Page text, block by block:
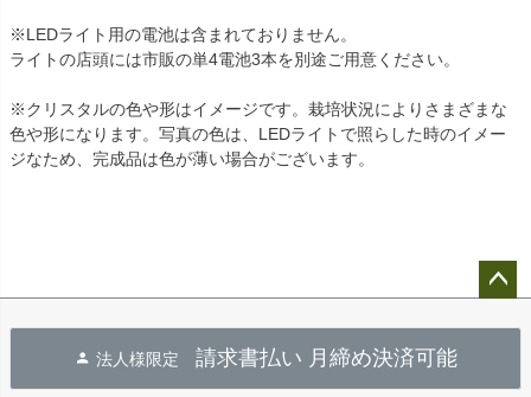
※LEDライト用の電池は含まれておりません。
ライトの店頭には市販の単4電池3本を別途ご用意ください。
※クリスタルの色や形はイメージです。栽培状況によりさまざまな
色や形になります。写真の色は、LEDライトで照らした時のイメー
ジなため、完成品は色が薄い場合がございます。
へ
法人様限定 請求書払い 月締め決済可能